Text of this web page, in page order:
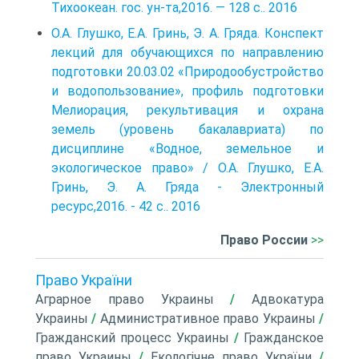
Тихоокеан. гос. ун-та,2016. — 128 с.. 2016
О.А. Глушко, Е.А. Гринь, Э. А. Гряда. Конспект
лекций для обучающихся по направлению
подготовки 20.03.02 «Природообустройство
и водопользование», профиль подготовки
Мелиорация, рекультивация и охрана
земель (уровень бакалавриата) по
дисциплине «Водное, земельное и
экологическое право» / О.А. Глушко, Е.А.
Гринь, Э. А. Гряда - Электронный
ресурс,2016. - 42 с.. 2016
Право России >>
Право України
Аграрное право Украины / Адвокатура
Украины / Административное право Украины /
Гражданский процесс Украины / Гражданское